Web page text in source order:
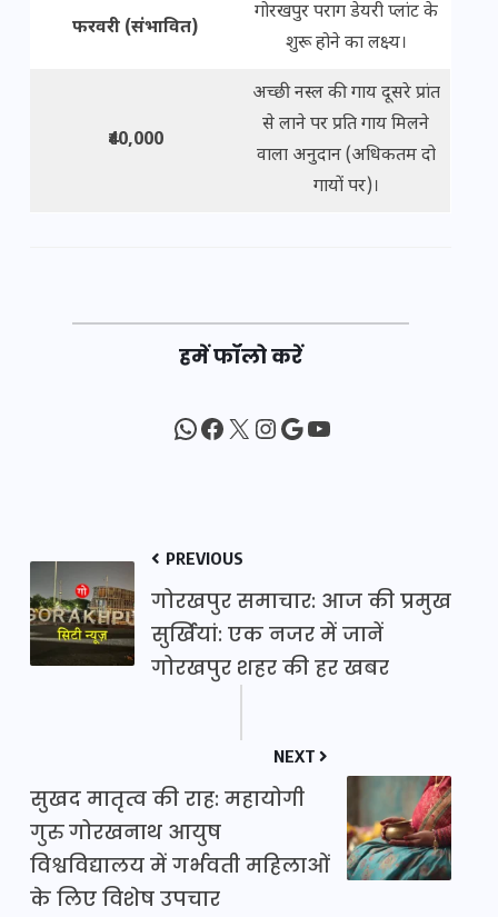
फरवरी (संभावित)
गोरखपुर पराग डेयरी प्लांट के
शुरू होने का लक्ष्य।
₹40,000
अच्छी नस्ल की गाय दूसरे प्रांत
से लाने पर प्रति गाय मिलने
वाला अनुदान (अधिकतम दो
गायों पर)।
हमें फॉलो करें
WhatsApp
Facebook
X Instagram
Google
YouTube
PREVIOUS
गोरखपुर समाचार: आज की प्रमुख
सुर्खियां: एक नजर में जानें
गोरखपुर शहर की हर खबर
NEXT
सुखद मातृत्व की राह: महायोगी
गुरु गोरखनाथ आयुष
विश्वविद्यालय में गर्भवती महिलाओं
के लिए विशेष उपचार